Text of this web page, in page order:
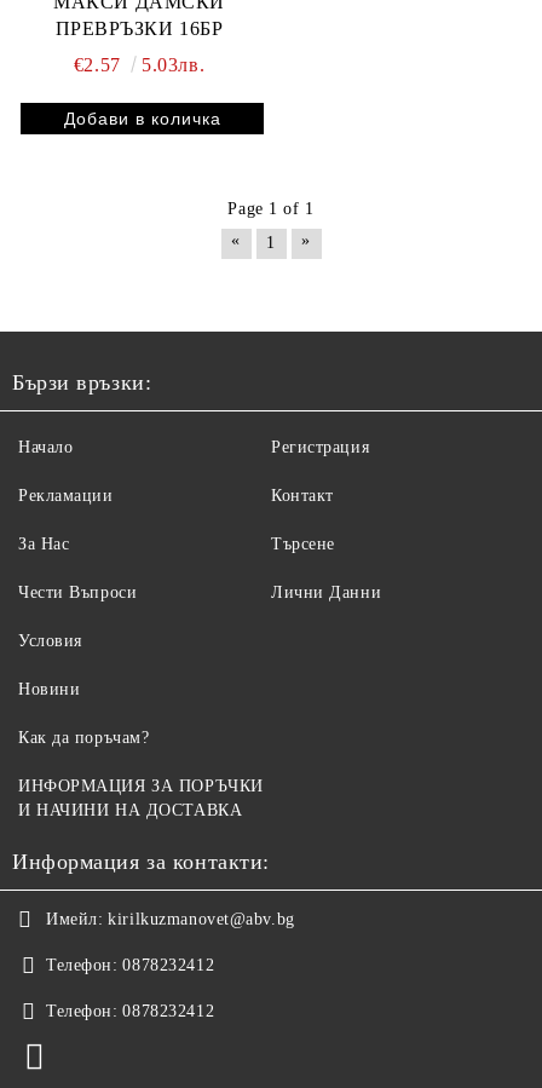
ПРЕВРЪЗКИ 16БР
€2.57
5.03лв.
Page 1 of 1
«
1 »
Бързи връзки:
Начало
Рекламации
За Нас
Чести Въпроси
Регистрация
Контакт
Търсене
Лични Данни
Условия
Новини
Как да поръчам?
ИНФОРМАЦИЯ ЗА ПОРЪЧКИ
И НАЧИНИ НА ДОСТАВКА
Информация за контакти:
Имейл: kirilkuzmanovet@abv.bg
Телефон: 0878232412
Телефон: 0878232412